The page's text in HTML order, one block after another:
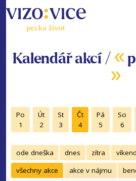
Kalendář akcí / «
»
Po
1
Út
2
St
3
Čt
4
Pá
5
So
6
ode dneška dnes zítra víkend
všechny akce
akce v nájmu